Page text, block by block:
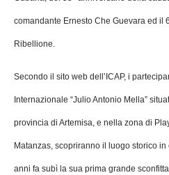
comandante Ernesto Che Guevara ed il
Ribellione.
Secondo il sito web dell’ICAP, i
Internazionale “Julio Antonio Mella”
provincia di Artemisa, e nella zona di
Matanzas, scopriranno il luogo storico
anni fa subì la sua prima grande